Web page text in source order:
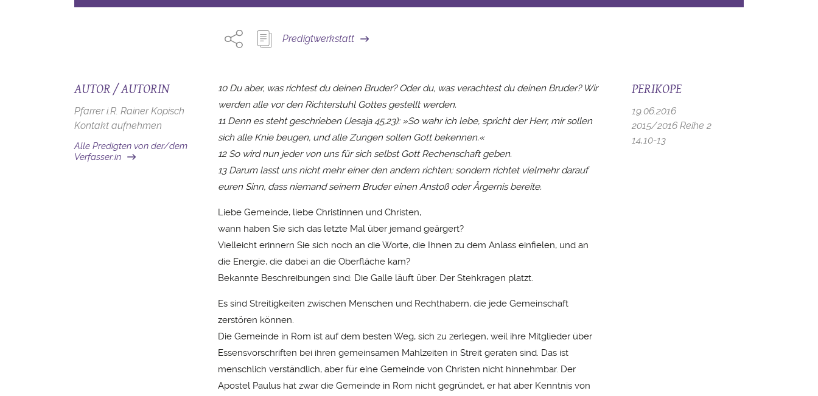
Predigtwerkstatt
AUTOR / AUTORIN
Pfarrer i.R. Rainer Kopisch
Kontakt aufnehmen
Alle Predigten von der/dem
Verfasser:in
10 Du aber, was richtest du deinen Bruder? Oder du, was verachtest du deinen Bruder? Wir
werden alle vor den Richterstuhl Gottes gestellt werden.
11 Denn es steht geschrieben (Jesaja 45,23): »So wahr ich lebe, spricht der Herr, mir sollen
sich alle Knie beugen, und alle Zungen sollen Gott bekennen.«
12 So wird nun jeder von uns für sich selbst Gott Rechenschaft geben.
13 Darum lasst uns nicht mehr einer den andern richten; sondern richtet vielmehr darauf
euren Sinn, dass niemand seinem Bruder einen Anstoß oder Ärgernis bereite.
Liebe Gemeinde, liebe Christinnen und Christen,
wann haben Sie sich das letzte Mal über jemand geärgert?
Vielleicht erinnern Sie sich noch an die Worte, die Ihnen zu dem Anlass einfielen, und an
die Energie, die dabei an die Oberfläche kam?
Bekannte Beschreibungen sind: Die Galle läuft über. Der Stehkragen platzt.
Es sind Streitigkeiten zwischen Menschen und Rechthabern, die jede Gemeinschaft
zerstören können.
Die Gemeinde in Rom ist auf dem besten Weg, sich zu zerlegen, weil ihre Mitglieder über
Essensvorschriften bei ihren gemeinsamen Mahlzeiten in Streit geraten sind. Das ist
menschlich verständlich, aber für eine Gemeinde von Christen nicht hinnehmbar. Der
Apostel Paulus hat zwar die Gemeinde in Rom nicht gegründet, er hat aber Kenntnis von
PERIKOPE
19.06.2016
2015/2016 Reihe 2
14,10-13